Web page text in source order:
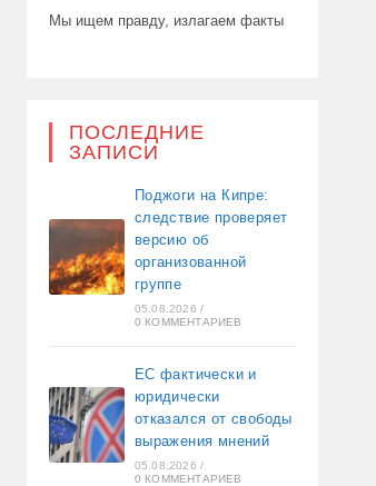
Мы ищем правду, излагаем факты
ПОСЛЕДНИЕ
ЗАПИСИ
Поджоги на Кипре:
следствие проверяет
версию об
организованной
группе
05.08.2026 /
0 КОММЕНТАРИЕВ
ЕС фактически и
юридически
отказался от свободы
выражения мнений
05.08.2026 /
0 КОММЕНТАРИЕВ